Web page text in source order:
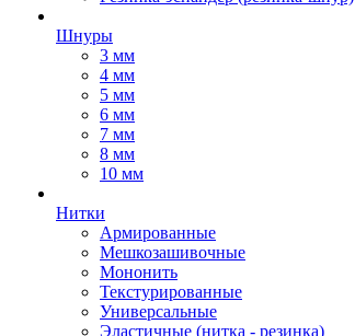
Шнуры
3 мм
4 мм
5 мм
6 мм
7 мм
8 мм
10 мм
Нитки
Армированные
Мешкозашивочные
Мононить
Текстурированные
Универсальные
Эластичные (нитка - резинка)